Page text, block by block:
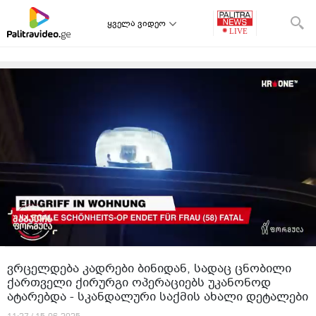
ყველა ვიდეო
ვრცელდება კადრები ბინიდან, სადაც ცნობილი
ქართველი ქირურგი ოპერაციებს უკანონოდ
ატარებდა - სკანდალური საქმის ახალი დეტალები